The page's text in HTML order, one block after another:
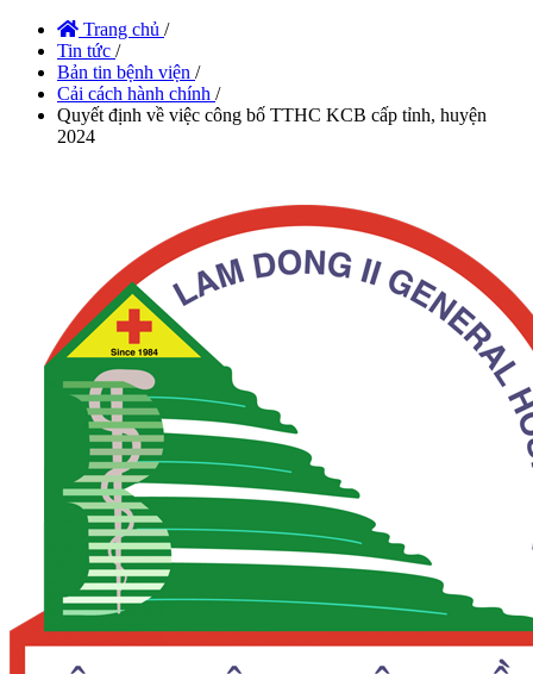
Trang chủ /
Tin tức /
Bản tin bệnh viện /
Cải cách hành chính /
Quyết định về việc công bố TTHC KCB cấp tỉnh, huyện
2024